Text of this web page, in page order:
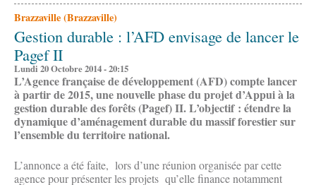
Brazzaville (Brazzaville)
Gestion durable : l’AFD envisage de lancer le
Pagef II
Lundi 20 Octobre 2014 - 20:15
L’Agence française de développement (AFD) compte lancer
à partir de 2015, une nouvelle phase du projet d’Appui à la
gestion durable des forêts (Pagef) II. L’objectif : étendre la
dynamique d’aménagement durable du massif forestier sur
l’ensemble du territoire national.
L’annonce a été faite, lors d’une réunion organisée par cette
agence pour présenter les projets qu’elle finance notamment